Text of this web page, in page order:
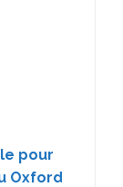
pour
Oxford